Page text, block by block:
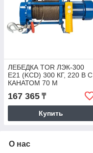
ЛЕБЕДКА TOR ЛЭК-300
E21 (KCD) 300 КГ, 220 В С
КАНАТОМ 70 М
167 365 ₸
Купить
О нас